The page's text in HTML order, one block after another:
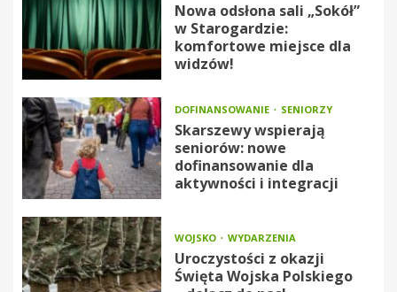
Nowa odsłona sali „Sokół”
w Starogardzie:
komfortowe miejsce dla
widzów!
DOFINANSOWANIE SENIORZY
Skarszewy wspierają
seniorów: nowe
dofinansowanie dla
aktywności i integracji
WOJSKO WYDARZENIA
Uroczystości z okazji
Święta Wojska Polskiego